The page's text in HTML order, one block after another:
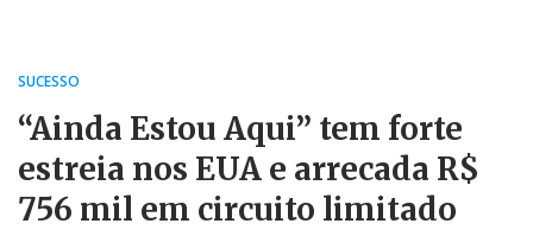
SUCESSO
“Ainda Estou Aqui” tem forte
estreia nos EUA e arrecada R$
756 mil em circuito limitado